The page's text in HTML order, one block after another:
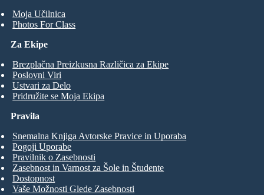
Moja Učilnica
Photos For Class
Za Ekipe
Brezplačna Preizkusna Različica za Ekipe
Poslovni Viri
Ustvari za Delo
Pridružite se Moja Ekipa
Pravila
Snemalna Knjiga Avtorske Pravice in Uporaba
Pogoji Uporabe
Pravilnik o Zasebnosti
Zasebnost in Varnost za Šole in Študente
Dostopnost
Vaše Možnosti Glede Zasebnosti